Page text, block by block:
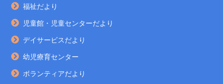
福祉だより
児童館・児童センターだより
デイサービスだより
幼児療育センター
ボランティアだより